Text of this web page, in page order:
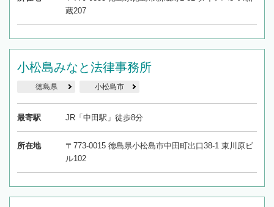
蔵207
小松島みなと法律事務所
徳島県 小松島市
最寄駅 JR「中田駅」徒歩8分
所在地
〒773-0015 徳島県小松島市中田町出口38-1 東川原ビ
ル102